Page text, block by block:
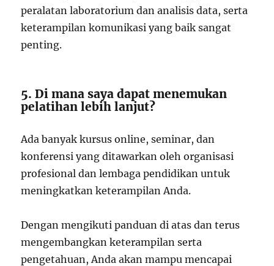
peralatan laboratorium dan analisis data, serta
keterampilan komunikasi yang baik sangat
penting.
5. Di mana saya dapat menemukan
pelatihan lebih lanjut?
Ada banyak kursus online, seminar, dan
konferensi yang ditawarkan oleh organisasi
profesional dan lembaga pendidikan untuk
meningkatkan keterampilan Anda.
Dengan mengikuti panduan di atas dan terus
mengembangkan keterampilan serta
pengetahuan, Anda akan mampu mencapai